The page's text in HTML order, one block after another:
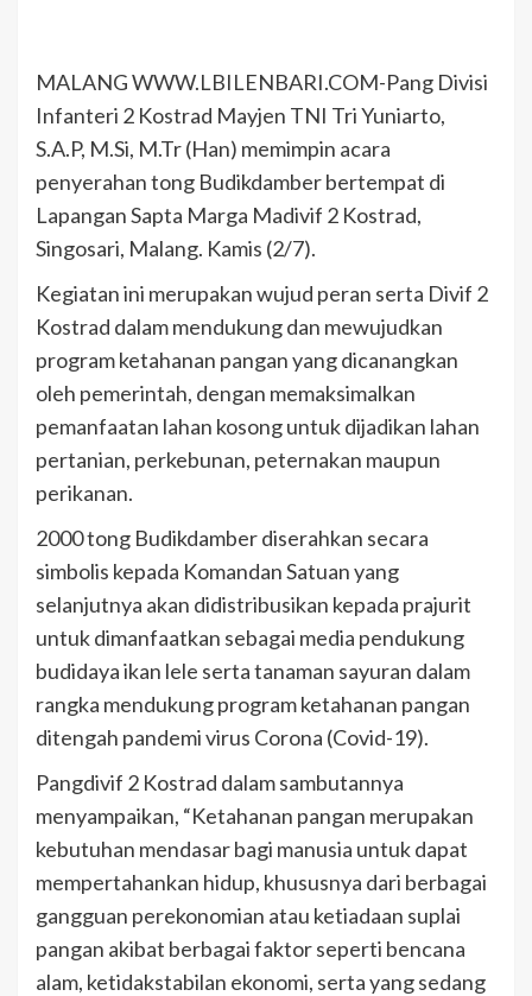
MALANG WWW.LBILENBARI.COM-Pang Divisi
Infanteri 2 Kostrad Mayjen TNI Tri Yuniarto,
S.A.P, M.Si, M.Tr (Han) memimpin acara
penyerahan tong Budikdamber bertempat di
Lapangan Sapta Marga Madivif 2 Kostrad,
Singosari, Malang. Kamis (2/7).
Kegiatan ini merupakan wujud peran serta Divif 2
Kostrad dalam mendukung dan mewujudkan
program ketahanan pangan yang dicanangkan
oleh pemerintah, dengan memaksimalkan
pemanfaatan lahan kosong untuk dijadikan lahan
pertanian, perkebunan, peternakan maupun
perikanan.
2000 tong Budikdamber diserahkan secara
simbolis kepada Komandan Satuan yang
selanjutnya akan didistribusikan kepada prajurit
untuk dimanfaatkan sebagai media pendukung
budidaya ikan lele serta tanaman sayuran dalam
rangka mendukung program ketahanan pangan
ditengah pandemi virus Corona (Covid-19).
Pangdivif 2 Kostrad dalam sambutannya
menyampaikan, “Ketahanan pangan merupakan
kebutuhan mendasar bagi manusia untuk dapat
mempertahankan hidup, khususnya dari berbagai
gangguan perekonomian atau ketiadaan suplai
pangan akibat berbagai faktor seperti bencana
alam, ketidakstabilan ekonomi, serta yang sedang